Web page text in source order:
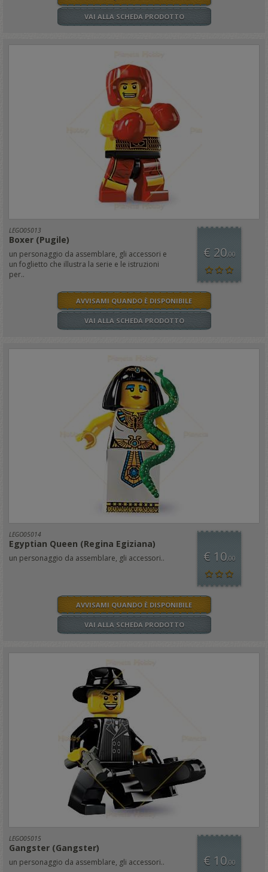
VAI ALLA SCHEDA PRODOTTO
LEGO05013
Boxer (Pugile)
un personaggio da assemblare, gli accessori e
un foglietto che illustra la serie e le istruzioni
per..
€ 20,00
AVVISAMI QUANDO È DISPONIBILE
VAI ALLA SCHEDA PRODOTTO
LEGO05014
Egyptian Queen (Regina Egiziana)
un personaggio da assemblare, gli accessori.. € 10,00
AVVISAMI QUANDO È DISPONIBILE
VAI ALLA SCHEDA PRODOTTO
LEGO05015
Gangster (Gangster)
un personaggio da assemblare, gli accessori.. € 10,00